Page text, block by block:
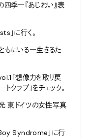
季―『あじわい』表
」に行く。
ともにいる―生きるた
「想像力を取り戻
トクラブ」をチェック。
東ドイツの女性写真
Syndrome」に行